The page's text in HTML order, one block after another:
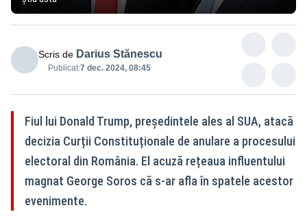
Scris de Darius Stănescu
Publicat:7 dec. 2024, 08:45
Fiul lui Donald Trump, președintele ales al SUA, atacă
decizia Curții Constituționale de anulare a procesului
electoral din România. El acuză rețeaua influentului
magnat George Soros că s-ar afla în spatele acestor
evenimente.